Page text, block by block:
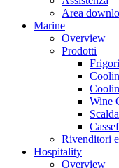
Area
Marine
Overview
Prodotti
Wine
Rivenditori
Hospitality
Overview